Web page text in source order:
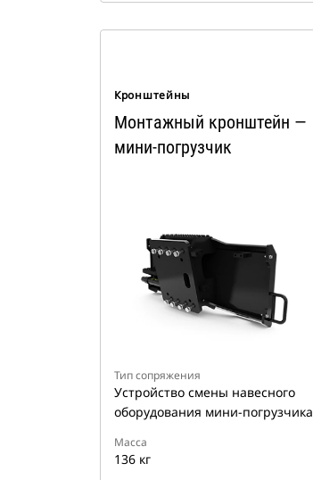
Кронштейны
Монтажный кронштейн —
мини-погрузчик
Тип сопряжения
Устройство смены навесного
оборудования мини-погрузчика
Масса
136 кг